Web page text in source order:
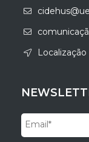
Localização